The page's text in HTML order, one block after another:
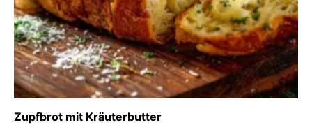
Zupfbrot mit Kräuterbutter